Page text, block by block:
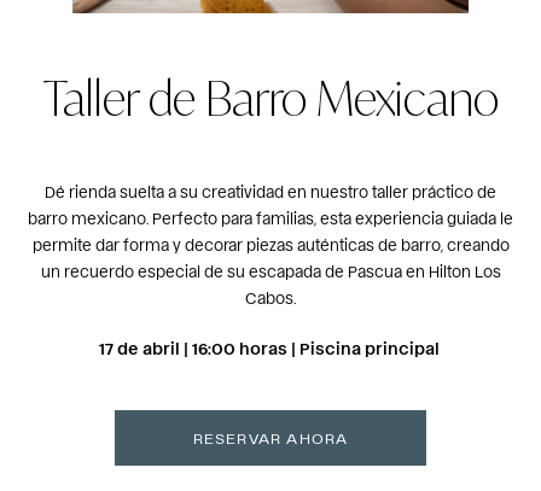
Taller de Barro Mexicano
Dé rienda suelta a su creatividad en nuestro taller práctico de
barro mexicano. Perfecto para familias, esta experiencia guiada le
permite dar forma y decorar piezas auténticas de barro, creando
un recuerdo especial de su escapada de Pascua en Hilton Los
Cabos.
17 de abril | 16:00 horas | Piscina principal
RESERVAR AHORA